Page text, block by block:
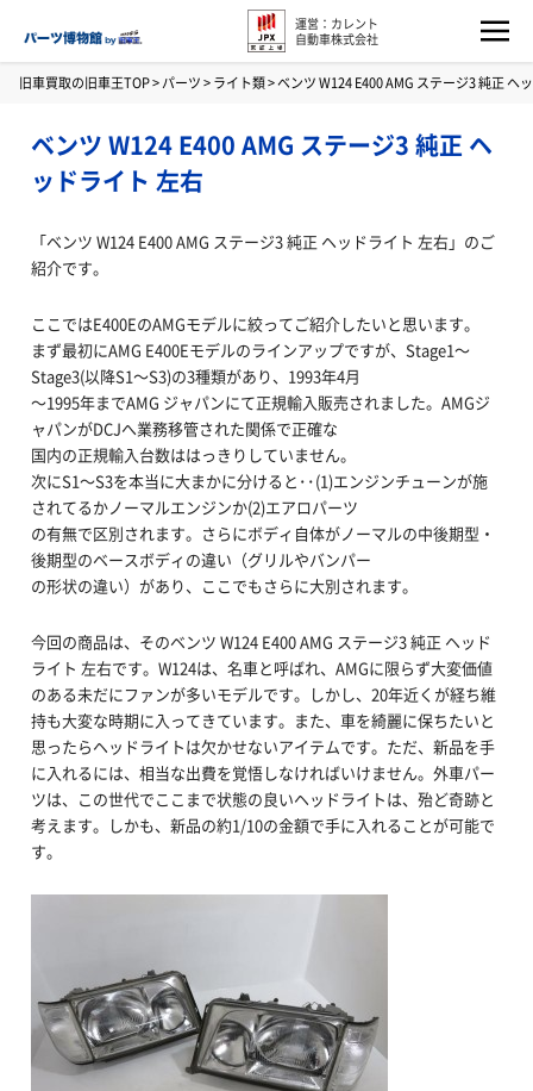
運営：カレント
自動車株式会社
旧車買取の旧車王TOP>パーツ>ライト類>ベンツ W124 E400 AMG ステージ3 純正 ヘ
ベンツ W124 E400 AMG ステージ3 純正 ヘ
ッドライト 左右
「ベンツ W124 E400 AMG ステージ3 純正 ヘッドライト 左右」のご
紹介です。
ここではE400EのAMGモデルに絞ってご紹介したいと思います。
まず最初にAMG E400Eモデルのラインアップですが、Stage1～
Stage3(以降S1～S3)の3種類があり、1993年4月
～1995年までAMG ジャパンにて正規輸入販売されました。AMGジ
ャパンがDCJへ業務移管された関係で正確な
国内の正規輸入台数ははっきりしていません。
次にS1～S3を本当に大まかに分けると･･(1)エンジンチューンが施
されてるかノーマルエンジンか(2)エアロパーツ
の有無で区別されます。さらにボディ自体がノーマルの中後期型・
後期型のベースボディの違い（グリルやバンパー
の形状の違い）があり、ここでもさらに大別されます。
今回の商品は、そのベンツ W124 E400 AMG ステージ3 純正 ヘッド
ライト 左右です。W124は、名車と呼ばれ、AMGに限らず大変価値
のある未だにファンが多いモデルです。しかし、20年近くが経ち維
持も大変な時期に入ってきています。また、車を綺麗に保ちたいと
思ったらヘッドライトは欠かせないアイテムです。ただ、新品を手
に入れるには、相当な出費を覚悟しなければいけません。外車パー
ツは、この世代でここまで状態の良いヘッドライトは、殆ど奇跡と
考えます。しかも、新品の約1/10の金額で手に入れることが可能で
す。